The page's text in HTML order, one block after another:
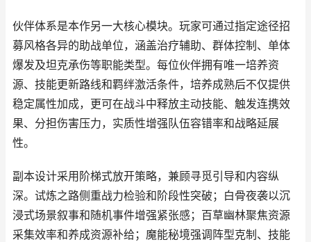
伙伴体系是本作另一大核心模块。玩家可通过指定途径招
募风格各异的助战单位，涵盖治疗辅助、群体控制、单体
爆发及坦克承伤等职能类型。每位伙伴拥有唯一培养资
源、技能更新路线和羁绊激活条件，培养成熟后不仅提供
稳定属性加成，更可在战斗中释放主动技能、触发连携效
果、分担伤害压力，实质性增强队伍容错率和战略延展
性。
副本设计采用阶梯式放开策略，兼顾寻觅引导和内容纵
深。试炼之路侧重战力检验和阶段性突破；白骨夜袭以沉
浸式场景叙事和随机事件增强紧张感；百草幽林聚焦资源
采集效率和养成资源补给；魔能秘境强调阵型克制、技能